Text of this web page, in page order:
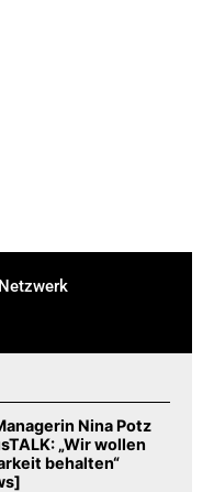
Nina Potz
„Wir wollen
behalten“